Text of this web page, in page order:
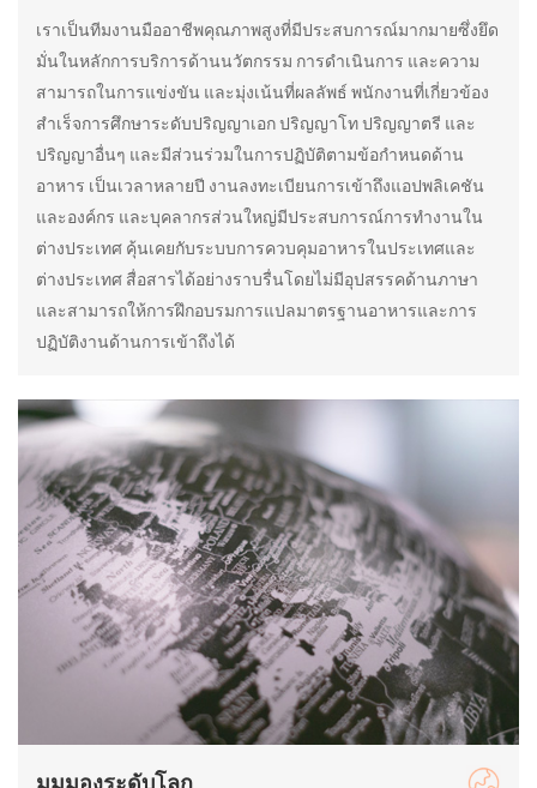
เราเป็นทีมงานมืออาชีพคุณภาพสูงที่มีประสบการณ์มากมายซึ่งยึด
มั่นในหลักการบริการด้านนวัตกรรม การดำเนินการ และความ
สามารถในการแข่งขัน และมุ่งเน้นที่ผลลัพธ์ พนักงานที่เกี่ยวข้อง
สำเร็จการศึกษาระดับปริญญาเอก ปริญญาโท ปริญญาตรี และ
ปริญญาอื่นๆ และมีส่วนร่วมในการปฏิบัติตามข้อกำหนดด้าน
อาหาร เป็นเวลาหลายปี งานลงทะเบียนการเข้าถึงแอปพลิเคชัน
และองค์กร และบุคลากรส่วนใหญ่มีประสบการณ์การทำงานใน
ต่างประเทศ คุ้นเคยกับระบบการควบคุมอาหารในประเทศและ
ต่างประเทศ สื่อสารได้อย่างราบรื่นโดยไม่มีอุปสรรคด้านภาษา
และสามารถให้การฝึกอบรมการแปลมาตรฐานอาหารและการ
ปฏิบัติงานด้านการเข้าถึงได้
มุมมองระดับโลก